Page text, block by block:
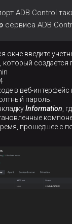
ADB Control
сервиса ADB
окне введите
который
в веб-интерфейс
пароль.
Information ,
прошедшее с